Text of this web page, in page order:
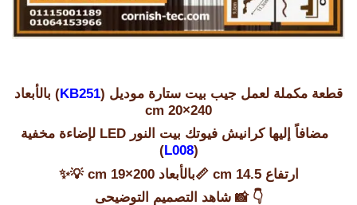
قطعة مكملة لعمل جيب بيت ستارة موديل (KB251) بالأبعاد
240×20 cm
مضافاً إليها كرانيش فيوتك بيت النور LED لإضاءة مخفية
(
L008
)
ارتفاع 14.5 cm 📏بالأبعاد 200×19 cm 💡✨
👇 📸شاهد التصميم التوضيحى